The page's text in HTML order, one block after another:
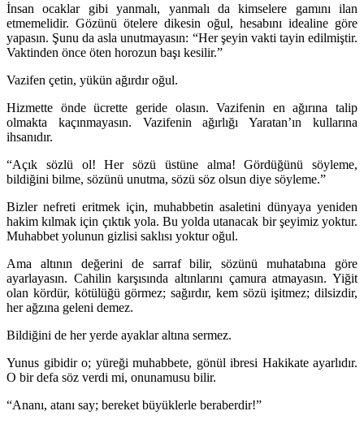
İnsan ocaklar gibi yanmalı, yanmalı da kimselere gamını ilan
etmemelidir. Gözünü ötelere dikesin oğul, hesabını idealine göre
yapasın. Şunu da asla unutmayasın: “Her şeyin vakti tayin edilmiştir.
Vaktinden önce öten horozun başı kesilir.”
Vazifen çetin, yükün ağırdır oğul.
Hizmette önde ücrette geride olasın. Vazifenin en ağırına talip
olmakta kaçınmayasın. Vazifenin ağırlığı Yaratan’ın kullarına
ihsanıdır.
“Açık sözlü ol! Her sözü üstüne alma! Gördüğünü söyleme,
bildiğini bilme, sözünü unutma, sözü söz olsun diye söyleme.”
Bizler nefreti eritmek için, muhabbetin asaletini dünyaya yeniden
hakim kılmak için çıktık yola. Bu yolda utanacak bir şeyimiz yoktur.
Muhabbet yolunun gizlisi saklısı yoktur oğul.
Ama altının değerini de sarraf bilir, sözünü muhatabına göre
ayarlayasın. Cahilin karşısında altınlarını çamura atmayasın. Yiğit
olan kördür, kötülüğü görmez; sağırdır, kem sözü işitmez; dilsizdir,
her ağzına geleni demez.
Bildiğini de her yerde ayaklar altına sermez.
Yunus gibidir o; yüreği muhabbete, gönül ibresi Hakikate ayarlıdır.
O bir defa söz verdi mi, onunamusu bilir.
“Ananı, atanı say; bereket büyüklerle beraberdir!”